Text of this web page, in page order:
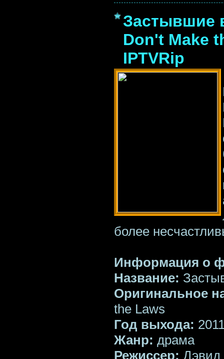
Застывшие
Don't Make
IPTVRip
более
Информация о
Название:
Оригинальное
the Laws
Год выхода:
Жанр: драма
Режиссер: Дэвид